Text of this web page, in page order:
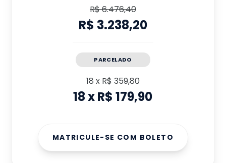
R$ 6.476,40
R$ 3.238,20
PARCELADO
18xR$ 359,80
18xR$ 179,90
MATRICULE-SE COM BOLETO